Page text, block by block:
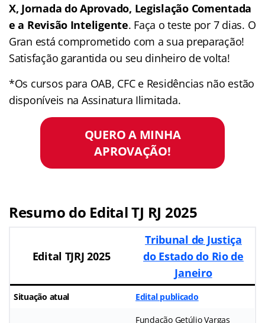
X, Jornada do Aprovado, Legislação Comentada
e a Revisão Inteligente. Faça o teste por 7 dias. O
Gran está comprometido com a sua preparação!
Satisfação garantida ou seu dinheiro de volta!
*Os cursos para OAB, CFC e Residências não estão
disponíveis na Assinatura Ilimitada.
QUERO A MINHA
APROVAÇÃO!
Resumo do Edital TJ RJ 2025
Edital TJRJ 2025
Tribunal de Justiça
do Estado do Rio de
Janeiro
Situação atual Edital publicado
Fundação Getúlio Vargas